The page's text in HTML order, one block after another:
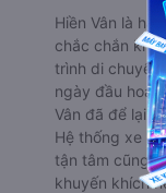
Hiền Vân là
chắc chắn
trình di chuyển
ngày đầu hoạt
Vân đã để lại
Hệ thống xe
tận tâm cũng
khuyến khích